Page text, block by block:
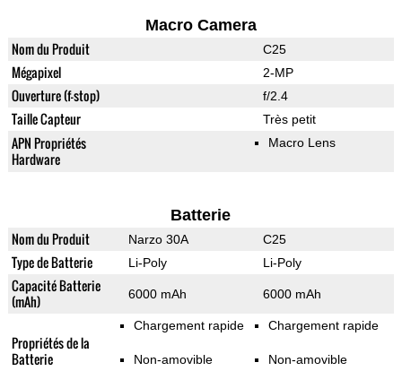
Macro Camera
Nom du Produit C25
Mégapixel 2-MP
Ouverture (f-stop) f/2.4
Taille Capteur Très petit
APN Propriétés
Hardware
Macro Lens
Batterie
Nom du Produit Narzo 30A C25
Type de Batterie Li-Poly Li-Poly
Capacité Batterie
(mAh)
6000 mAh 6000 mAh
Propriétés de la
Batterie
Chargement rapide
Non-amovible
Chargement rapide
Non-amovible